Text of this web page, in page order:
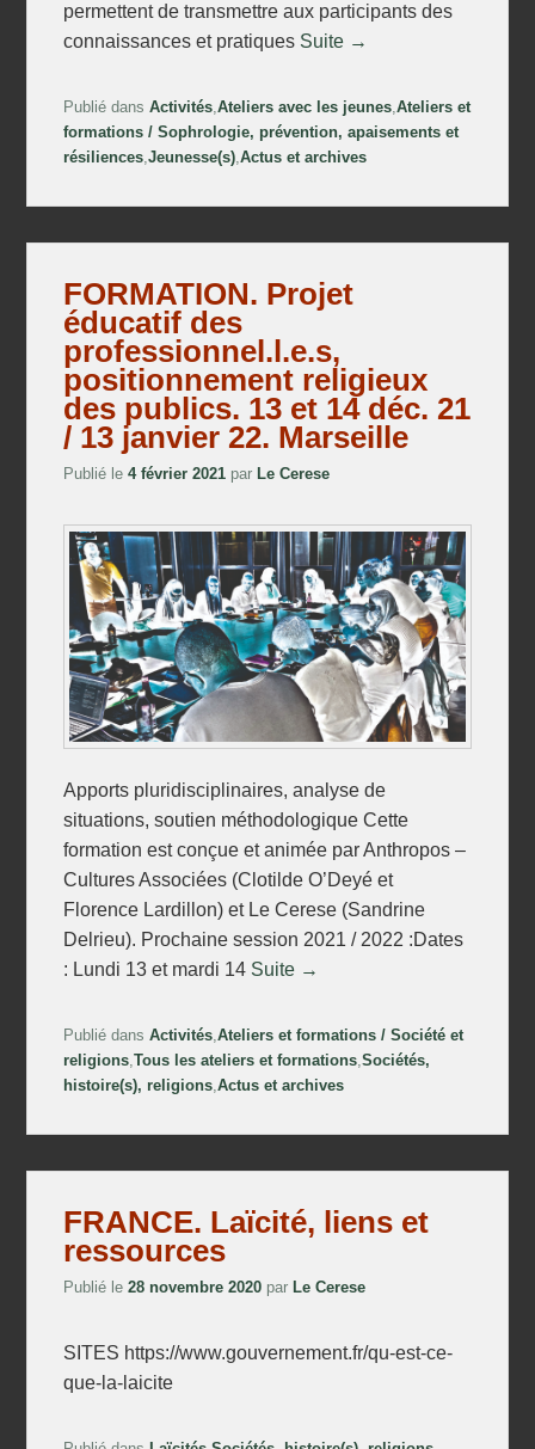
permettent de transmettre aux participants des
connaissances et pratiques Suite →
Publié dans Activités,Ateliers avec les jeunes,Ateliers et
formations / Sophrologie, prévention, apaisements et
résiliences,Jeunesse(s),Actus et archives
FORMATION. Projet
éducatif des
professionnel.l.e.s,
positionnement religieux
des publics. 13 et 14 déc. 21
/ 13 janvier 22. Marseille
Publié le4 février 2021 par Le Cerese
Apports pluridisciplinaires, analyse de
situations, soutien méthodologique Cette
formation est conçue et animée par Anthropos –
Cultures Associées (Clotilde O’Deyé et
Florence Lardillon) et Le Cerese (Sandrine
Delrieu). Prochaine session 2021 / 2022 :Dates
: Lundi 13 et mardi 14 Suite →
Publié dans Activités,Ateliers et formations / Société et
religions,Tous les ateliers et formations,Sociétés,
histoire(s), religions,Actus et archives
FRANCE. Laïcité, liens et
ressources
Publié le28 novembre 2020 par Le Cerese
SITES https://www.gouvernement.fr/qu-est-ce-
que-la-laicite